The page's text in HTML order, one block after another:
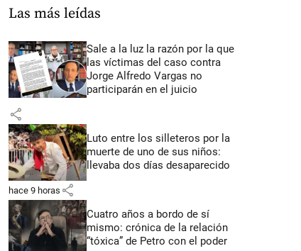
Las más leídas
Sale a la luz la razón por la que
las víctimas del caso contra
Jorge Alfredo Vargas no
participarán en el juicio
share
Luto entre los silleteros por la
muerte de uno de sus niños:
llevaba dos días desaparecido
hace 9 horas share
Cuatro años a bordo de sí
mismo: crónica de la relación
“tóxica” de Petro con el poder